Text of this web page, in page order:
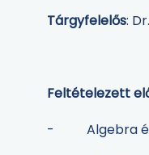
Tárgyfelelős:
Feltételezett
- Algebra és